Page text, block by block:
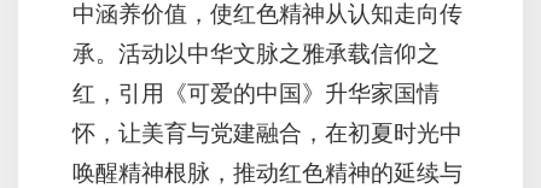
中涵养价值，使红色精神从认知走向传
承。活动以中华文脉之雅承载信仰之
红，引用《可爱的中国》升华家国情
怀，让美育与党建融合，在初夏时光中
唤醒精神根脉，推动红色精神的延续与